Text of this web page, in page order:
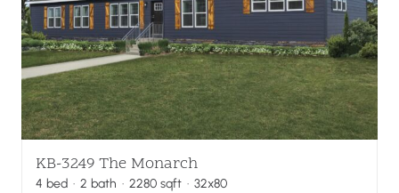
KB-3249 The Monarch
4 bed · 2 bath · 2280 sqft· 32x80